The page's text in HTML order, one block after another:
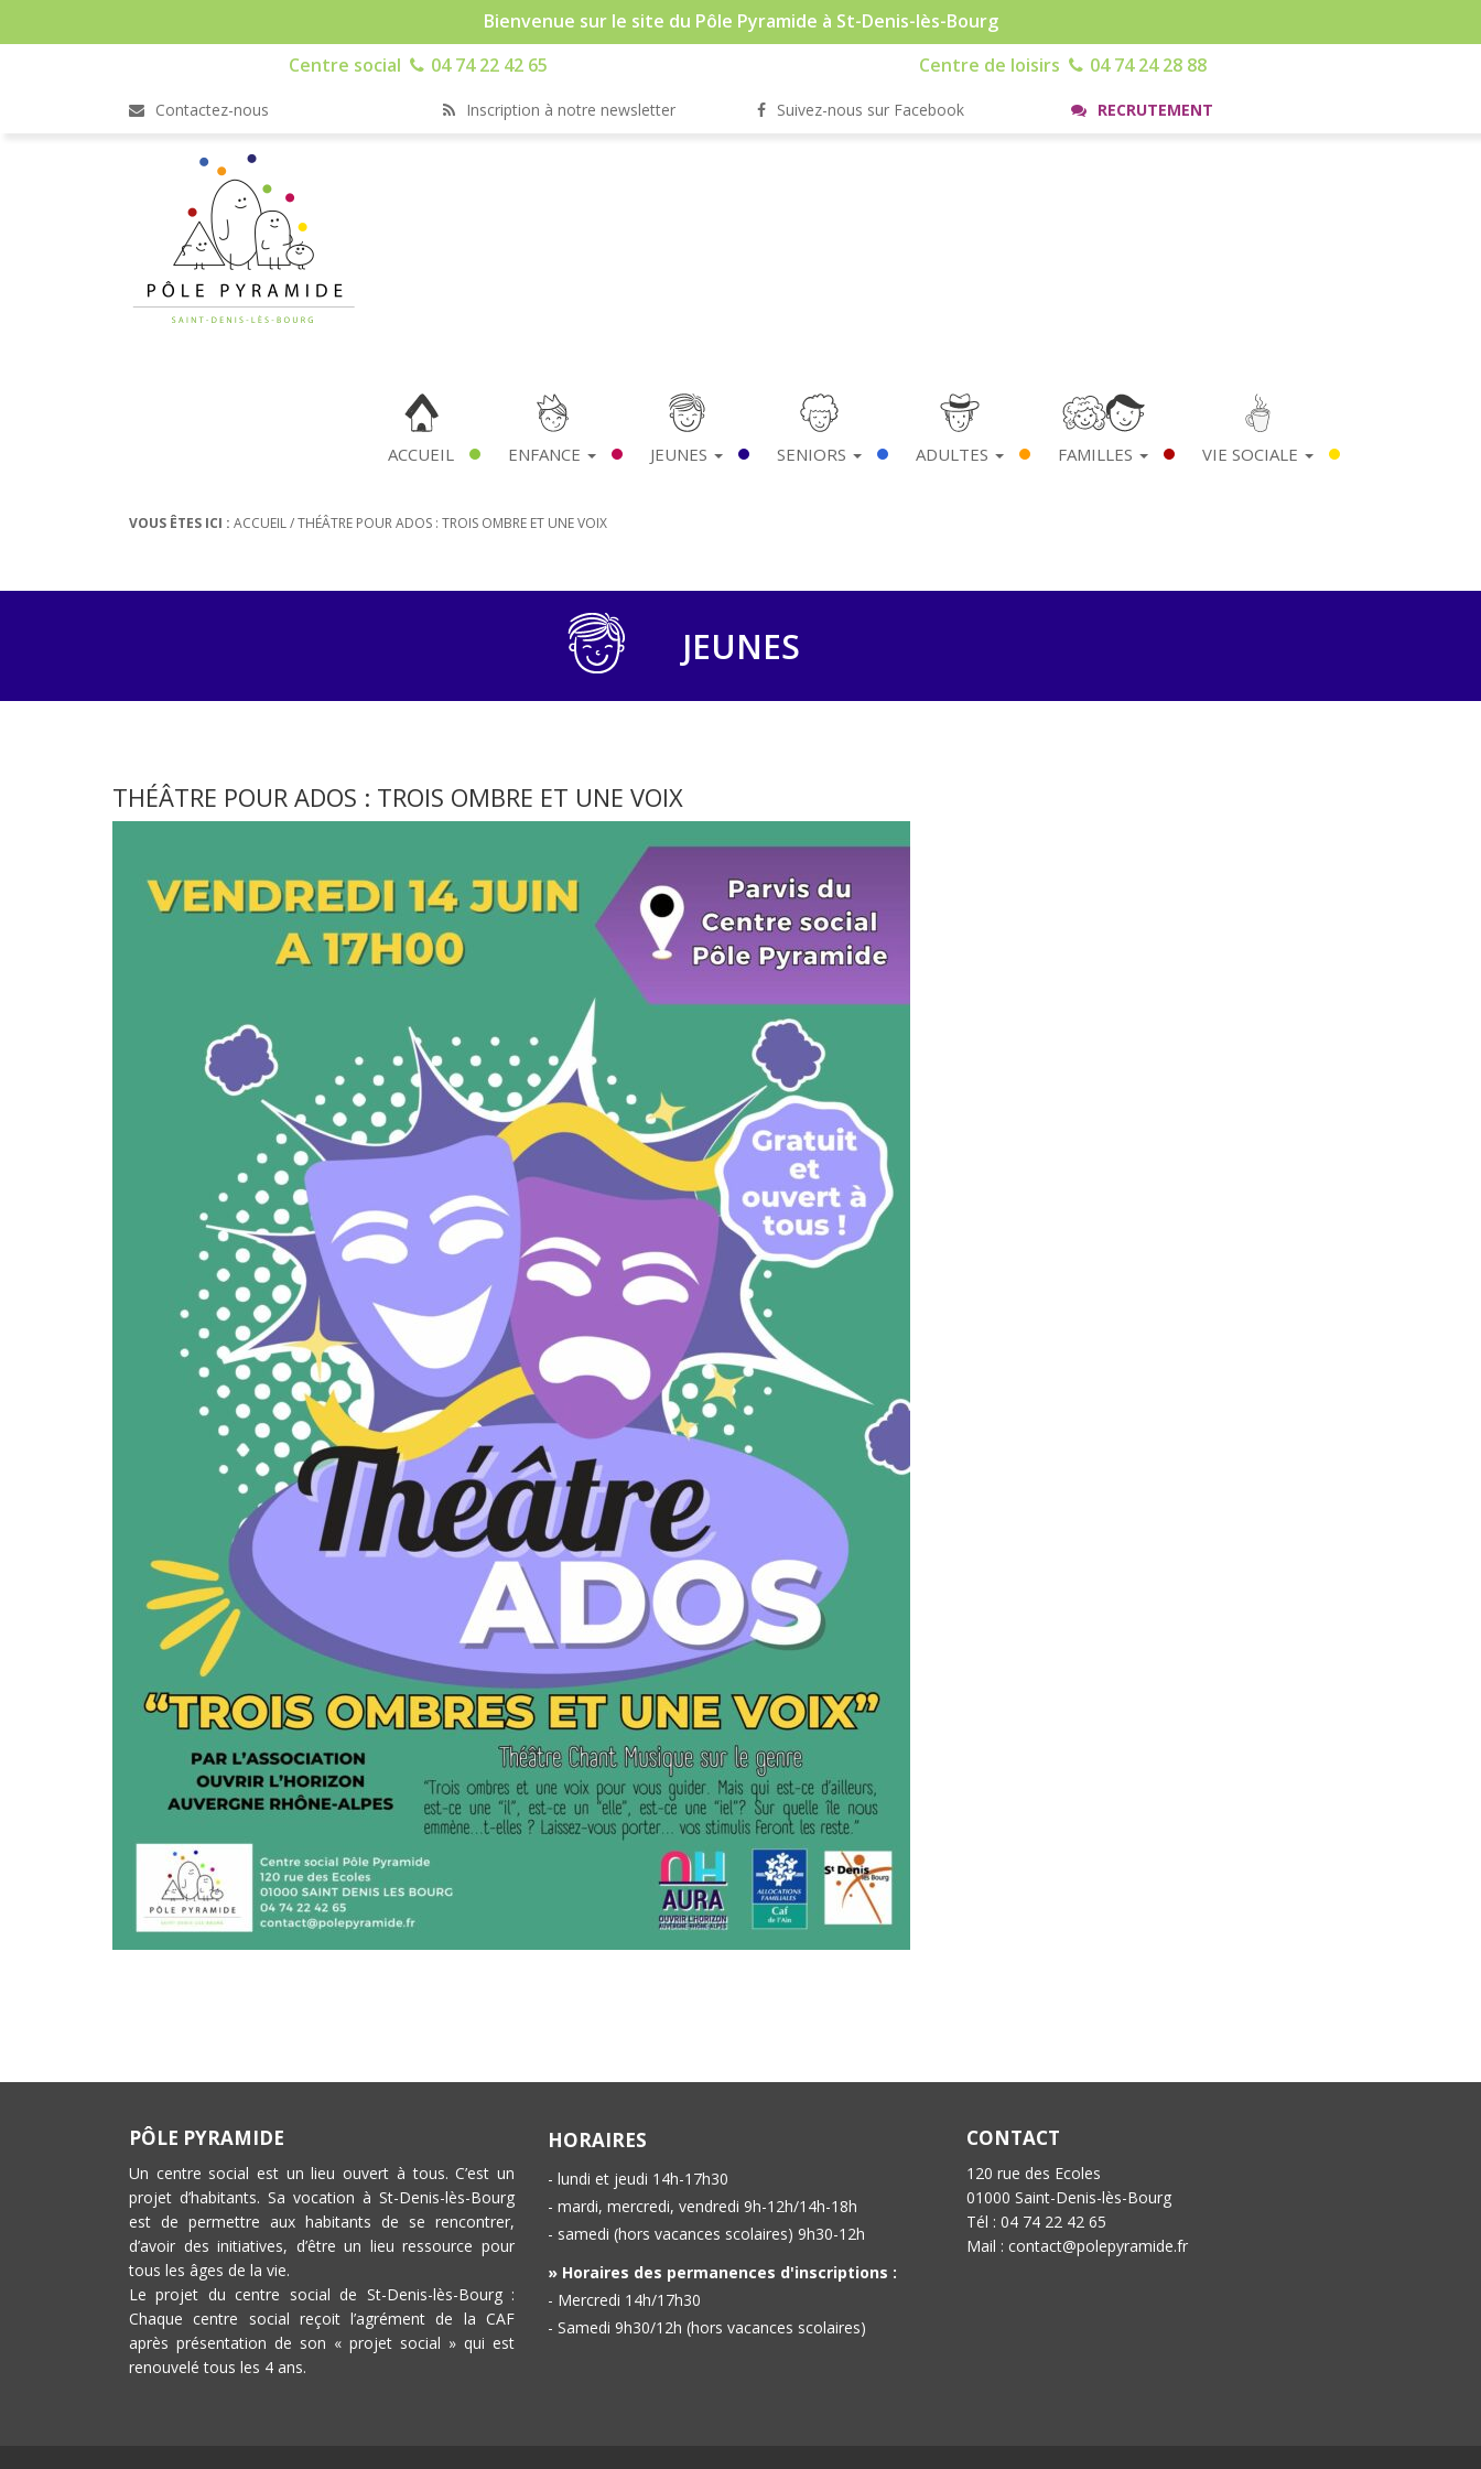
Bienvenue sur le site du Pôle Pyramide à St-Denis-lès-Bourg
Centre social
04 74 22 42 65 Centre de loisirs 04 74 24 28 88
Contactez-nous Inscription à notre newsletter Suivez-nous sur Facebook RECRUTEMENT
ACCUEIL ENFANCE JEUNES SENIORS ADULTES FAMILLES VIE SOCIALE
VOUS ÊTES ICI : ACCUEIL/THÉÂTRE POUR ADOS : TROIS OMBRE ET UNE VOIX
JEUNES
THÉÂTRE POUR ADOS : TROIS OMBRE ET UNE VOIX
PÔLE PYRAMIDE
Un centre social est un lieu ouvert à tous. C’est un
projet d’habitants. Sa vocation à St-Denis-lès-Bourg
est de permettre aux habitants de se rencontrer,
d’avoir des initiatives, d’être un lieu ressource pour
tous les âges de la vie.
Le projet du centre social de St-Denis-lès-Bourg :
Chaque centre social reçoit l’agrément de la CAF
après présentation de son « projet social » qui est
renouvelé tous les 4 ans.
HORAIRES
- lundi et jeudi 14h-17h30
- mardi, mercredi, vendredi 9h-12h/14h-18h
- samedi (hors vacances scolaires) 9h30-12h
» Horaires des permanences d'inscriptions :
- Mercredi 14h/17h30
- Samedi 9h30/12h (hors vacances scolaires)
CONTACT
120 rue des Ecoles
01000 Saint-Denis-lès-Bourg
Tél : 04 74 22 42 65
Mail : contact@polepyramide.fr